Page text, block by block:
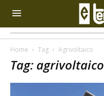
Home Tag Agrivoltaico
Tag: agrivoltaico